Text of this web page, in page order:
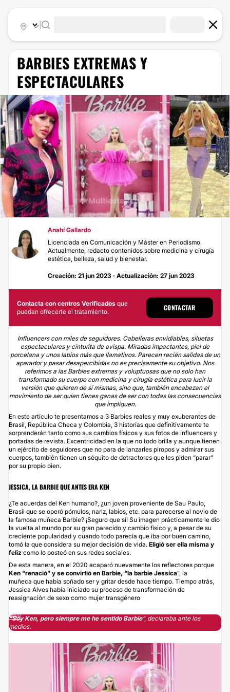
BARBIES EXTREMAS Y
ESPECTACULARES
Anahí Gallardo
Licenciada en Comunicación y Máster en Periodismo.
Actualmente, redacto contenidos sobre medicina y cirugía
estética, belleza, salud y bienestar.
Creación: 21 jun 2023 · Actualización: 27 jun 2023
Contacta con centros Verificados que
puedan ofrecerte el tratamiento.
CONTACTAR
Influencers con miles de seguidores. Cabelleras envidiables, siluetas
espectaculares y cinturita de avispa. Miradas impactantes, piel de
porcelana y unos labios más que llamativos. Parecen recién salidas de un
aparador y pasar desapercibidas no es precisamente su objetivo. Nos
referimos a las Barbies extremas y voluptuosas que no solo han
transformado su cuerpo con medicina y cirugía estética para lucir la
versión que quieren de sí mismas, sino que, también encabezan el
movimiento de ser quien tienes ganas de ser con todas las consecuencias
que impliquen.
En este artículo te presentamos a 3 Barbies reales y muy exuberantes de
Brasil, República Checa y Colombia, 3 historias que definitivamente te
sorprenderán tanto como sus cambios físicos y sus fotos de influencers y
portadas de revista. Excentricidad en la que no todo brilla y aunque tienen
un ejército de seguidores que no para de lanzarles piropos y admirar sus
cuerpos, también tienen un séquito de detractores que les piden “parar”
por su propio bien.
JESSICA, LA BARBIE QUE ANTES ERA KEN
¿Te acuerdas del Ken humano?, ¿un joven proveniente de Sau Paulo,
Brasil que se operó pómulos, nariz, labios, etc. para parecerse al novio de
la famosa muñeca Barbie? ¡Seguro que sí! Su imagen prácticamente le dio
la vuelta al mundo por su gran parecido y cambio físico y, a pesar de su
creciente popularidad y cuando todo parecía que iba por buen camino,
tomó la que considera su mejor decisión de vida. Eligió ser ella misma y
feliz como lo posteó en sus redes sociales.
De esta manera, en el 2020 acaparó nuevamente los reflectores porque
Ken “renació” y se convirtió en Barbie, “la barbie Jessica”, la
muñeca que había soñado ser y gritar desde hace tiempo. Tiempo atrás,
Jessica Alves había iniciado su proceso de transformación de
reasignación de sexo como mujer transgénero
“Soy Ken, pero siempre me he sentido Barbie”, declaraba ante los
medios.